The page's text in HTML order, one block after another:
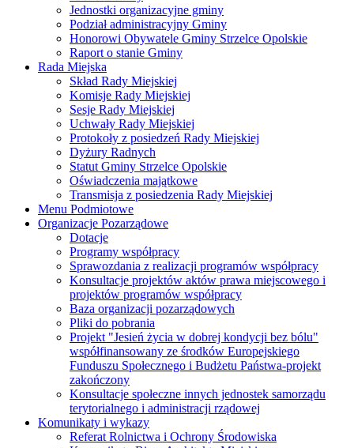
Jednostki organizacyjne gminy
Podział administracyjny Gminy
Honorowi Obywatele Gminy Strzelce Opolskie
Raport o stanie Gminy
Rada Miejska
Skład Rady Miejskiej
Komisje Rady Miejskiej
Sesje Rady Miejskiej
Uchwały Rady Miejskiej
Protokoły z posiedzeń Rady Miejskiej
Dyżury Radnych
Statut Gminy Strzelce Opolskie
Oświadczenia majątkowe
Transmisja z posiedzenia Rady Miejskiej
Menu Podmiotowe
Organizacje Pozarządowe
Dotacje
Programy współpracy
Sprawozdania z realizacji programów współpracy
Konsultacje projektów aktów prawa miejscowego i
projektów programów współpracy
Baza organizacji pozarządowych
Pliki do pobrania
Projekt "Jesień życia w dobrej kondycji bez bólu"
współfinansowany ze środków Europejskiego
Funduszu Społecznego i Budżetu Państwa-projekt
zakończony
Konsultacje społeczne innych jednostek samorządu
terytorialnego i administracji rządowej
Komunikaty i wykazy
Referat Rolnictwa i Ochrony Środowiska